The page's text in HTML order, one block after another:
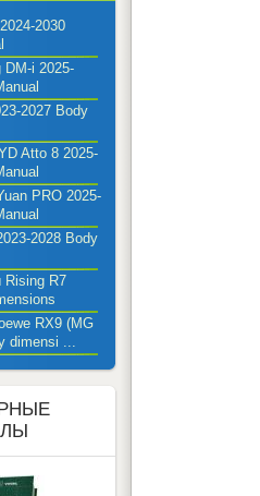
2030
DM-i 2025-
2027 Body
Atto 8 2025-
PRO 2025-
2028 Body
Rising R7
RX9 (MG
dimensi ...